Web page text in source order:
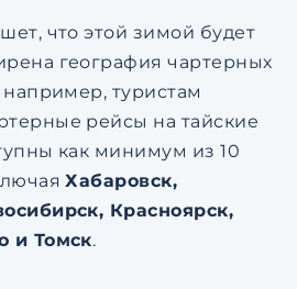
что этой зимой будет
география чартерных
туристам
рейсы на тайские
как минимум из 10
Хабаровск,
Красноярск,
и Томск.